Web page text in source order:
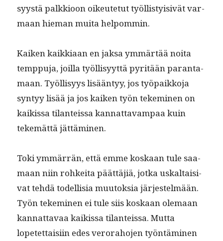
syys­tä palkkioon oikeutetut työl­listy­i­sivät var­
maan hie­man mui­ta helpommin.
Kaiken kaikki­aan en jak­sa ymmärtää noi­ta
temp­pu­ja, joil­la työl­lisyyt­tä pyritään paran­ta­
maan. Työl­lisyys lisään­tyy, jos työ­paikko­ja
syn­tyy lisää ja jos kaiken työn tekem­i­nen on
kaikissa tilanteis­sa kan­nat­tavam­paa kuin
tekemät­tä jättäminen.
Toki ymmär­rän, että emme koskaan tule saa­
maan niin rohkei­ta päät­täjiä, jot­ka uskaltaisi­
vat tehdä todel­lisia muu­tok­sia jär­jestelmään.
Työn tekem­i­nen ei tule siis koskaan ole­maan
kan­nat­tavaa kaikissa tilanteis­sa. Mut­ta
lopetet­taisi­in edes verora­ho­jen työn­tämi­nen